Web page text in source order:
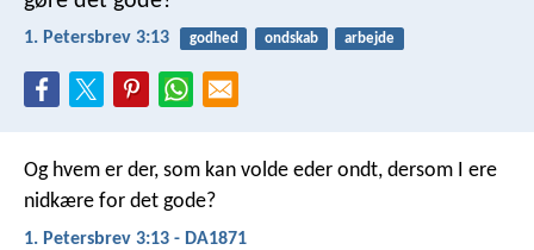
1. Petersbrev 3:13 godhed ondskab arbejde
Og hvem er der, som kan volde eder ondt, dersom I ere
nidkære for det gode?
1. Petersbrev 3:13 - DA1871